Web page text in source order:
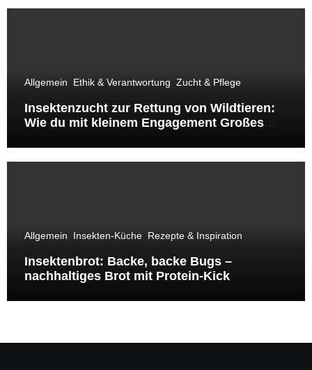
Allgemein Ethik & Verantwortung Zucht & Pflege
Insektenzucht zur Rettung von Wildtieren:
Wie du mit kleinem Engagement Großes
Allgemein Insekten-Küche Rezepte & Inspiration
Insektenbrot: Backe, backe Bugs –
nachhaltiges Brot mit Protein-Kick